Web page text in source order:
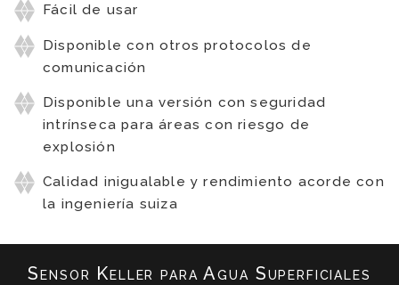
Fácil de usar
Disponible con otros protocolos de
comunicación
Disponible una versión con seguridad
intrínseca para áreas con riesgo de
explosión
Calidad inigualable y rendimiento acorde con
la ingeniería suiza
Sensor Keller para Agua Superficiales